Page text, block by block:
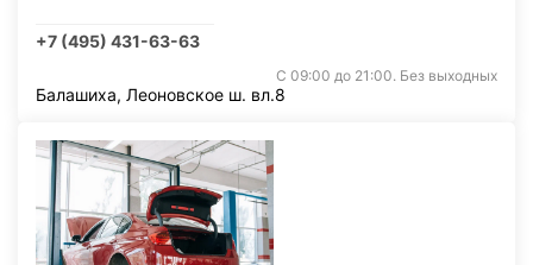
+7 (495) 431-63-63
С 09:00 до 21:00. Без выходных
Балашиха, Леоновское ш. вл.8